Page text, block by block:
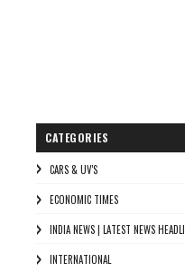
CATEGORIES
CARS & UV'S
ECONOMIC TIMES
INDIA NEWS | LATEST NEWS
INTERNATIONAL